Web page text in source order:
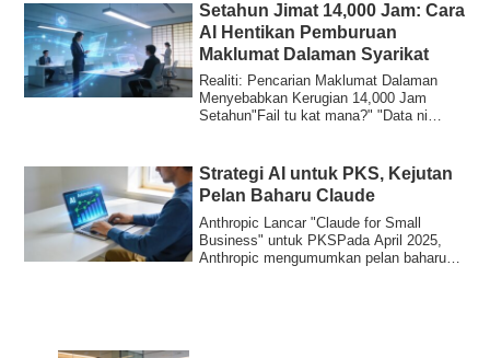
Setahun Jimat 14,000 Jam: Cara
AI Hentikan Pemburuan
Maklumat Dalaman Syarikat
Realiti: Pencarian Maklumat Dalaman
Menyebabkan Kerugian 14,000 Jam
Setahun"Fail tu kat mana?" "Data ni
Strategi AI untuk PKS, Kejutan
Pelan Baharu Claude
Anthropic Lancar "Claude for Small
Business" untuk PKSPada April 2025,
Anthropic mengumumkan pelan baharu